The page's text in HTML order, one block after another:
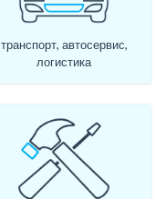
транспорт, автосервис,
логистика